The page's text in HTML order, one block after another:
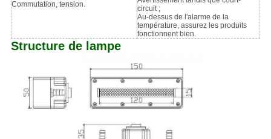
Commutation, tension.
circuit ;
Au-dessus de l'alarme de la
température, assurez les produits
fonctionnent bien.
Structure de lampe